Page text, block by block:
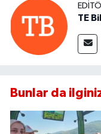
TE
Bunlar da